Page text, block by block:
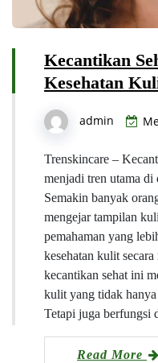
Kecantikan
Kesehatan
admin
Trenskincare –
menjadi tren utama
Semakin banyak
mengejar tampilan
pemahaman yang
kesehatan kulit
kecantikan sehat ini
kulit yang tidak
Tetapi juga berfungsi
Read More